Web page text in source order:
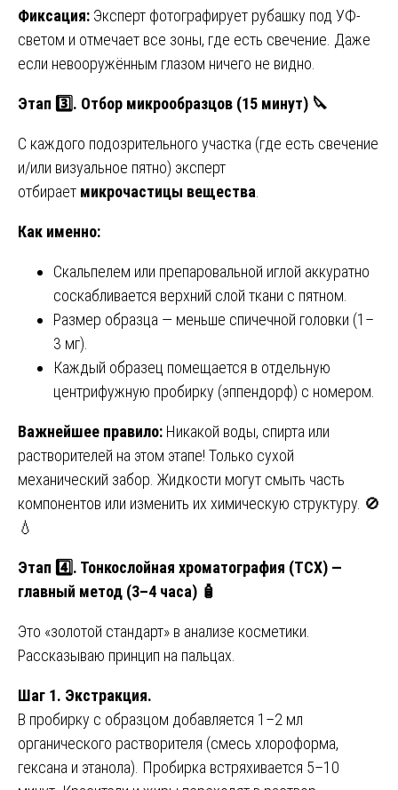
Фиксация: Эксперт фотографирует рубашку под УФ-
светом и отмечает все зоны, где есть свечение. Даже
если невооружённым глазом ничего не видно.
Этап 3️⃣. Отбор микрообразцов (15 минут) 🔪
С каждого подозрительного участка (где есть свечение
и/или визуальное пятно) эксперт
отбирает микрочастицы вещества.
Как именно:
Скальпелем или препаровальной иглой аккуратно
соскабливается верхний слой ткани с пятном.
Размер образца — меньше спичечной головки (1–
3 мг).
Каждый образец помещается в отдельную
центрифужную пробирку (эппендорф) с номером.
Важнейшее правило: Никакой воды, спирта или
растворителей на этом этапе! Только сухой
механический забор. Жидкости могут смыть часть
компонентов или изменить их химическую структуру. 🚫
💧
Этап 4️⃣. Тонкослойная хроматография (ТСХ) —
главный метод (3–4 часа) 🧴
Это «золотой стандарт» в анализе косметики.
Рассказываю принцип на пальцах.
Шаг 1. Экстракция.
В пробирку с образцом добавляется 1–2 мл
органического растворителя (смесь хлороформа,
гексана и этанола). Пробирка встряхивается 5–10